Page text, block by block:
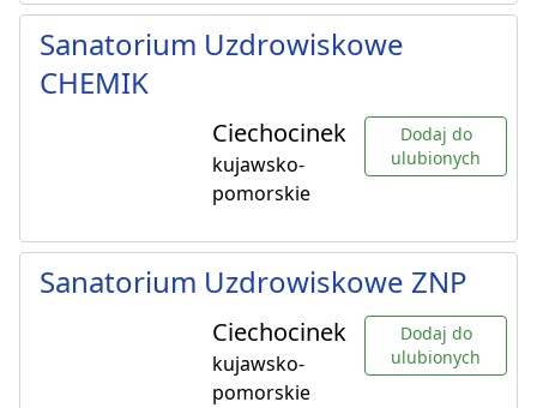
Sanatorium Uzdrowiskowe
CHEMIK
Ciechocinek
kujawsko-
pomorskie
Dodaj do
ulubionych
Sanatorium Uzdrowiskowe ZNP
Ciechocinek
kujawsko-
pomorskie
Dodaj do
ulubionych